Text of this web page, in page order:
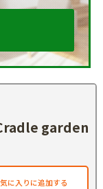
garden
に入りに追加する